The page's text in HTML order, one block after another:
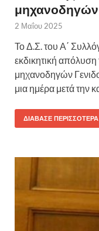
μηχανοδηγών
2 Μαΐου 2025
Το Δ.Σ. του Α΄
εκδικητική
μηχανοδηγών
μια ημέρα μετά την
ΔΙΆΒΑΣΕ ΠΕΡΙΣΣΌΤΕΡΑ